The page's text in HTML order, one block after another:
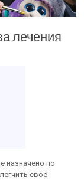
лечения
назначено по
своё